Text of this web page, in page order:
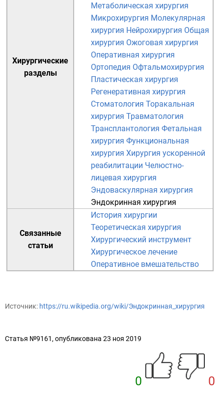
Хирургические
разделы
Метаболическая хирургия
Микрохирургия Молекулярная
хирургия Нейрохирургия Общая
хирургия Ожоговая хирургия
Оперативная хирургия
Ортопедия Офтальмохирургия
Пластическая хирургия
Регенеративная хирургия
Стоматология Торакальная
хирургия Травматология
Трансплантология Фетальная
хирургия Функциональная
хирургия Хирургия ускоренной
реабилитации Челюстно-
лицевая хирургия
Эндоваскулярная хирургия
Эндокринная хирургия
Связанные
статьи
История хирургии
Теоретическая хирургия
Хирургический инструмент
Хирургическое лечение
Оперативное вмешательство
Источник: https://ru.wikipedia.org/wiki/Эндокринная_хирургия
Статья №9161, опубликована 23 ноя 2019
0 0